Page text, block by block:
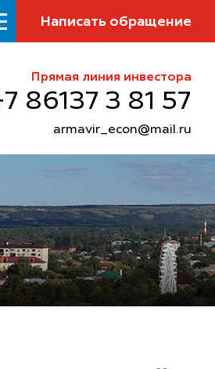
Написать обращение
Прямая линия инвестора
86137 3 81 57
armavir_econ@mail.ru